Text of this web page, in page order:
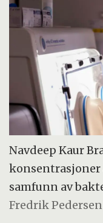
Navdeep Kaur
samfunn av
Fredrik